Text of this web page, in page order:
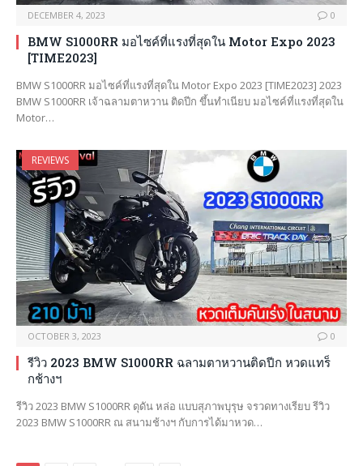
DECEMBER 4, 2023 0
BMW S1000RR มอไซค์ที่แรงที่สุดใน Motor Expo 2023
[TIME2023]
BMW S1000RR มอไซค์ที่แรงที่สุดใน Motor Expo 2023 [TIME2023] 2023
BMW S1000RR เจ้าฉลามตาหวาน ติดปีก ขึ้นทำเนียบ มอไซค์ที่แรงที่สุดใน
Motor…
REVIEWS
OCTOBER 3, 2023 0
รีวิว 2023 BMW S1000RR ฉลามตาหวานติดปีก หวดแทร็
กช้างฯ
รีวิว 2023 BMW S1000RR ดุดัน หล่อ แบบสุภาพบุรุษ จรวดทางเรียบ รีวิว
2023 BMW S1000RR ณ สนามช้างฯ กับการได้มาหวด…